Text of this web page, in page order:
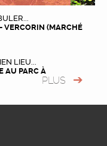
VERCORIN (MARCHÉ
LIEU...
AU PARC À
PLUS